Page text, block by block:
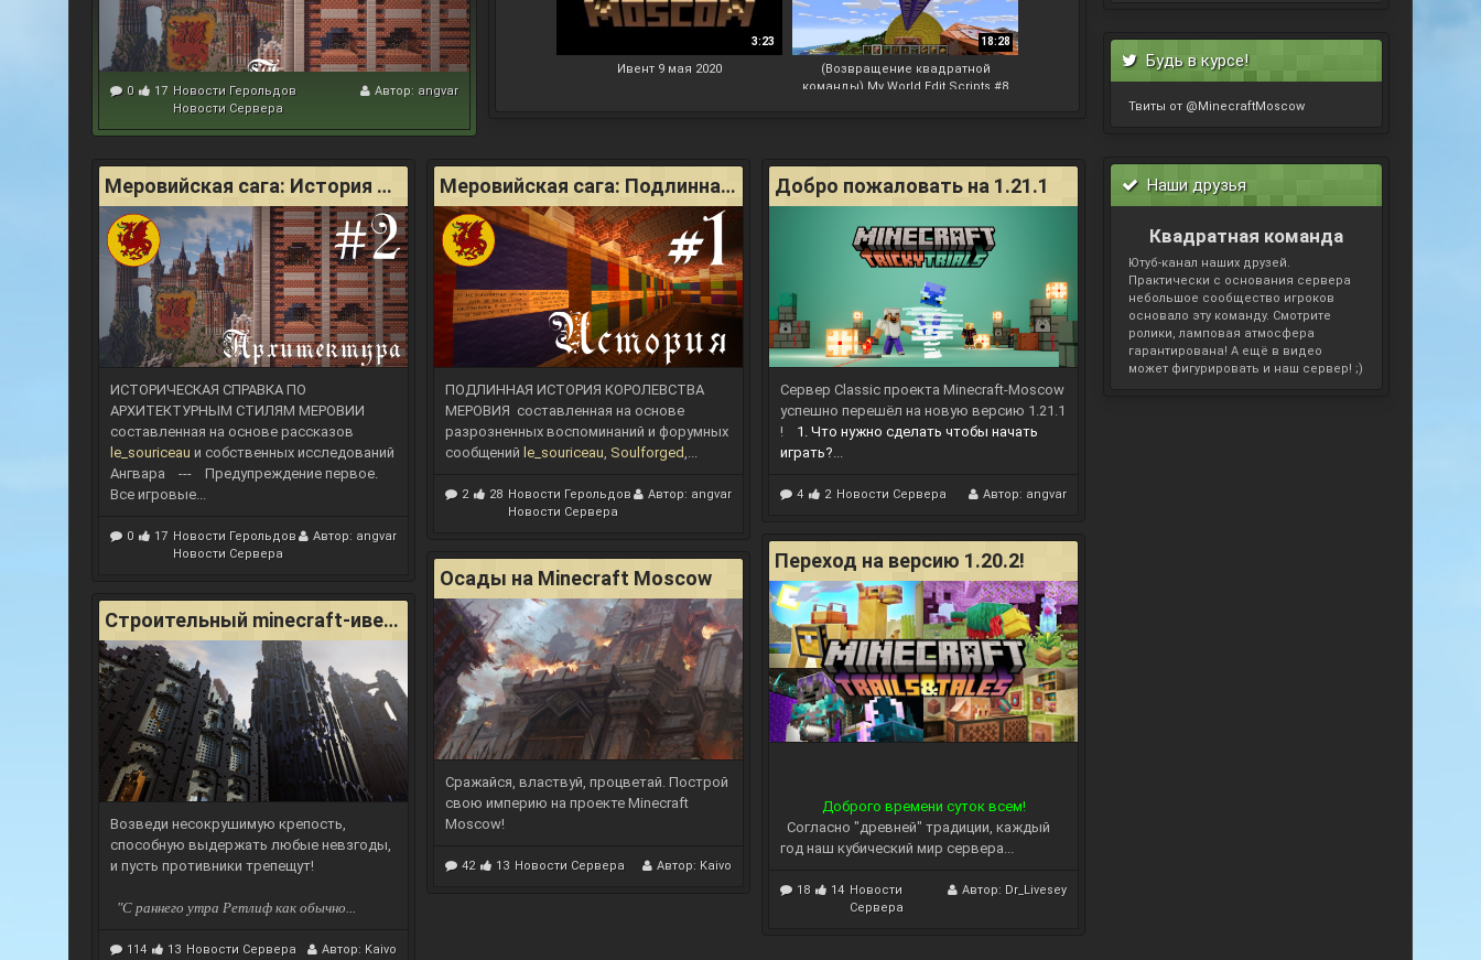
0 17 Автор: angvar
Новости Герольдов
Новости Сервера
3:23
Ивент 9 мая 2020
18:28
(Возвращение квадратной
команды) My World Edit Scripts #8
Меровийская сага: История архитектурных стилей
ИСТОРИЧЕСКАЯ СПРАВКА ПО
АРХИТЕКТУРНЫМ СТИЛЯМ МЕРОВИИ
составленная на основе рассказов
le_souriceau и собственных исследований
Ангвара
---
Предупреждение первое.
Все игровые...
0 17 Автор: angvar
Новости Герольдов
Новости Сервера
Меровийская сага: Подлинная история королевства Меровия
ПОДЛИННАЯ ИСТОРИЯ КОРОЛЕВСТВА
МЕРОВИЯ составленная на основе
разрозненных воспоминаний и форумных
сообщений le_souriceau, Soulforged,...
2 28 Автор: angvar
Новости Герольдов
Новости Сервера
Добро пожаловать на 1.21.1
Сервер Classic проекта Minecraft-Moscow
успешно перешёл на новую версию 1.21.1
!
1. Что нужно сделать чтобы начать
играть?...
4 2 Автор: angvar
Новости Сервера
Переход на версию 1.20.2!
Доброго времени суток всем!
Согласно "древней" традиции, каждый
год наш кубический мир сервера...
18 14 Автор: Dr_Livesey
Новости
Сервера
Осады на Minecraft Moscow
Сражайся, властвуй, процветай. Построй
свою империю на проекте Minecraft
Moscow!
42 13 Автор: Kaivo
Новости Сервера
Строительный minecraft-ивент "Оплот королей"
Возведи несокрушимую крепость,
способную выдержать любые невзгоды,
и пусть противники трепещут!
"С раннего утра Ретлиф как обычно...
114 13 Автор: Kaivo
Новости Сервера
Будь в курсе!
Твиты от @MinecraftMoscow
Наши друзья
Квадратная команда
Ютуб-канал наших друзей.
Практически с основания сервера
небольшое сообщество игроков
основало эту команду. Смотрите
ролики, ламповая атмосфера
гарантирована! А ещё в видео
может фигурировать и наш сервер! ;)